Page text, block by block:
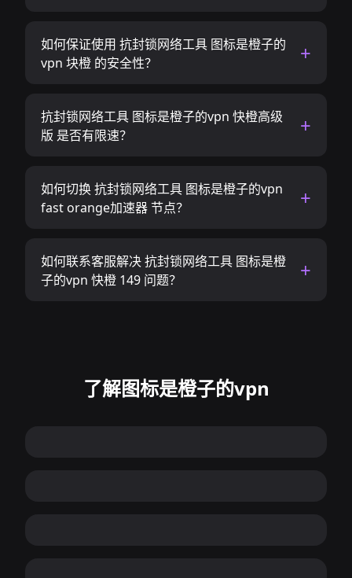
如何保证使用 抗封锁网络工具 图标是橙子的
vpn 块橙 的安全性？
抗封锁网络工具 图标是橙子的vpn 快橙高级
版 是否有限速？
如何切换 抗封锁网络工具 图标是橙子的vpn
fast orange加速器 节点？
如何联系客服解决 抗封锁网络工具 图标是橙
子的vpn 快橙 149 问题？
了解图标是橙子的vpn